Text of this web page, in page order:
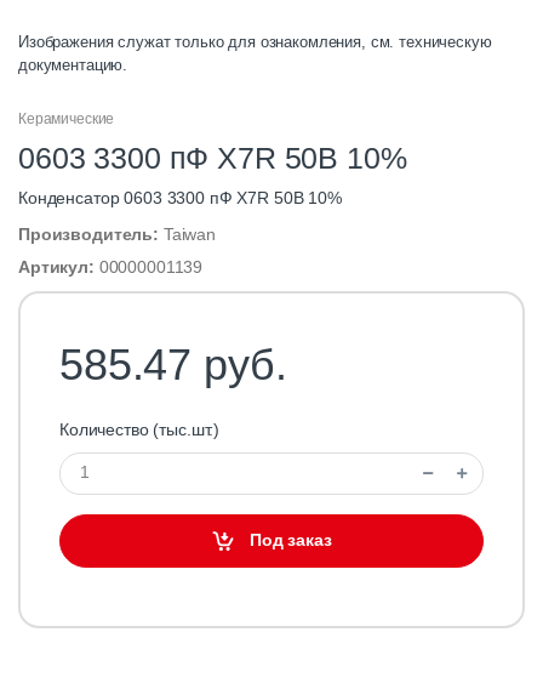
Изображения служат только для ознакомления, см. техническую
документацию.
Керамические
0603 3300 пФ X7R 50В 10%
Конденсатор 0603 3300 пФ X7R 50В 10%
Производитель: Taiwan
Артикул: 00000001139
585.47 руб.
Количество (тыс.шт.)
Под заказ